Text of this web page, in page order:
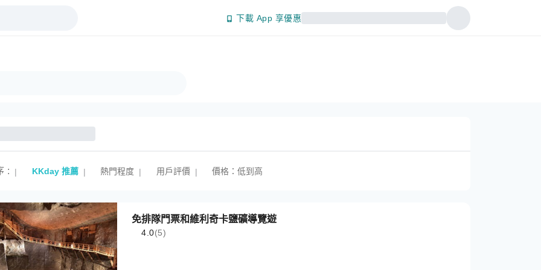
下載 App 享優惠
: | KKday 推薦 | 熱門程度 | 用戶評價 | 價格：低到高
免排隊門票和維利奇卡鹽礦導覽遊
4.0(5)